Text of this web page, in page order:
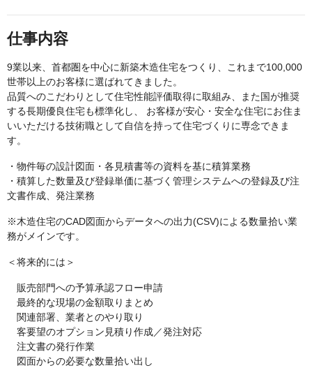
仕事内容
9業以来、首都圏を中心に新築木造住宅をつくり、これまで100,000
世帯以上のお客様に選ばれてきました。
品質へのこだわりとして住宅性能評価取得に取組み、また国が推奨
する長期優良住宅も標準化し、 お客様が安心・安全な住宅にお住ま
いいただける技術職として自信を持って住宅づくりに専念できま
す。
・物件毎の設計図面・各見積書等の資料を基に積算業務
・積算した数量及び登録単価に基づく管理システムへの登録及び注
文書作成、発注業務
※木造住宅のCAD図面からデータへの出力(CSV)による数量拾い業
務がメインです。
＜将来的には＞
販売部門への予算承認フロー申請
最終的な現場の金額取りまとめ
関連部署、業者とのやり取り
客要望のオプション見積り作成／発注対応
注文書の発行作業
図面からの必要な数量拾い出し